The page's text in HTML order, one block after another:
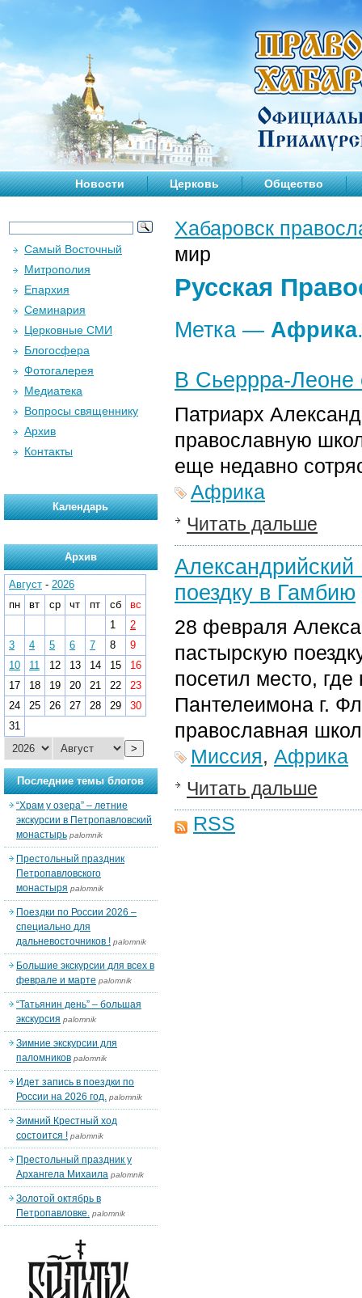
Новости Церковь Общество
Хабаровск
мир
Русская
Метка — Африка
В Сьеррра-Леоне
Патриарх
православную
еще недавно
Африка
Читать дальше
поездку в Гамбию
28 февраля
пастырскую
посетил место,
Пантелеимона г.
православная
Миссия, Африка
Читать дальше
RSS
Самый Восточный
Митрополия
Епархия
Семинария
Церковные СМИ
Блогосфера
Фотогалерея
Медиатека
Вопросы священнику
Архив
Контакты
Календарь
Архив
Август - 2026
пн
вт ср чт пт сб
вс
1
2
3
4 5 6 7 8
9
10
11 12 13 14 15
16
17
18 19 20 21 22
23
24
25 26 27 28 29
30
31
>
Последние темы блогов
“Храм у озера” – летние
экскурсии в Петропавловский
монастырь palomnik
Престольный праздник
Петропавловского
монастыря palomnik
Поездки по России 2026 –
специально для
дальневосточников ! palomnik
Большие экскурсии для всех в
феврале и марте palomnik
“Татьянин день” – большая
экскурсия palomnik
Зимние экскурсии для
паломников palomnik
Идет запись в поездки по
России на 2026 год. palomnik
Зимний Крестный ход
состоится ! palomnik
Престольный праздник у
Архангела Михаила palomnik
Золотой октябрь в
Петропавловке. palomnik